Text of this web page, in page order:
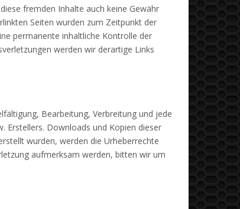
fremden Inhalte auch keine Gewähr
Seiten wurden zum Zeitpunkt der
permanente inhaltliche Kontrolle der
werden wir derartige Links
Bearbeitung, Verbreitung und jede
Erstellers. Downloads und Kopien dieser
wurden, werden die Urheberrechte
aufmerksam werden, bitten wir um